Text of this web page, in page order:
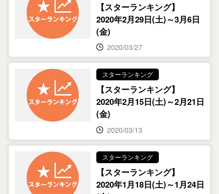
【スターランキング】
2020年2月29日(土)～3月6日
(金)
2020/03/27
スターランキング
【スターランキング】
2020年2月15日(土)～2月21日
(金)
2020/03/13
スターランキング
【スターランキング】
2020年1月18日(土)～1月24日